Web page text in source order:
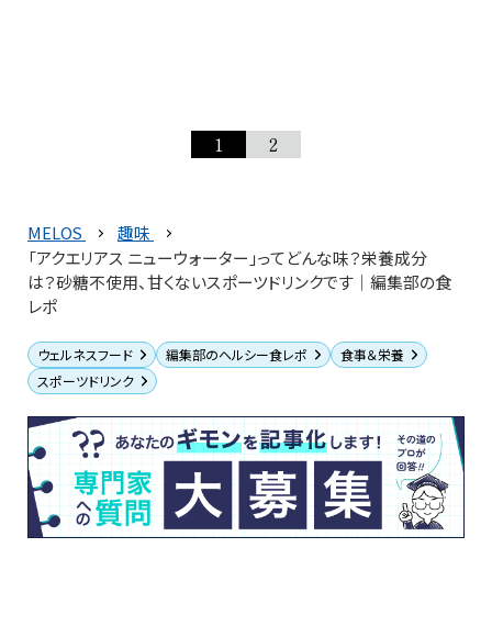
1 2
MELOS
趣味
「アクエリアス ニューウォーター」ってどんな味？栄養成分
は？砂糖不使用、甘くないスポーツドリンクです｜編集部の食
レポ
ウェルネスフード 編集部のヘルシー食レポ
食事＆栄養
スポーツドリンク